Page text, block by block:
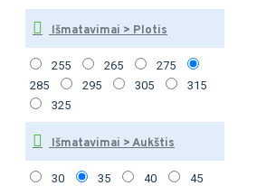
Išmatavimai > Plotis
255 265
275
285
295 305
315
325
Išmatavimai > Aukštis
30 35 40 45